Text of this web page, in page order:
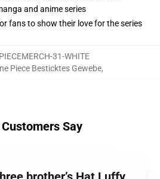
and anime series
fans to show their love for the series
31-WHITE
Piece Besticktes Gewebe,
Say